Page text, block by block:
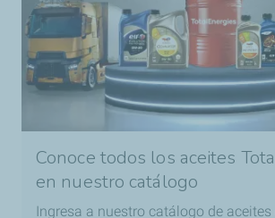
Conoce todos los aceites
en nuestro catálogo
Ingresa a nuestro catálogo de